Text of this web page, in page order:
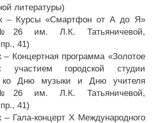
литературы)
– Курсы «Смартфон от А до Я»
№26 им. Л.К. Татьяничевой,
41)
– Концертная программа «Золотое
участием городской студии
ко Дню музыки и Дню учителя
№26 им. Л.К. Татьяничевой,
41)
– Гала-концерт X Международного